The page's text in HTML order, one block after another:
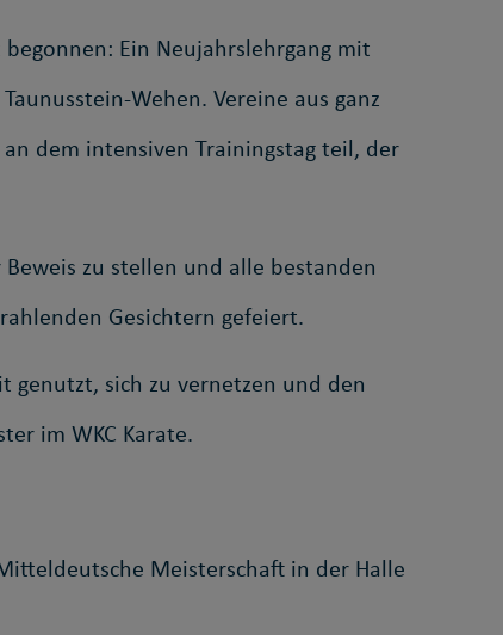
Ein Neujahrslehrgang mit
Wehen. Vereine aus ganz
dem intensiven Trainingstag teil, der
zu stellen und alle bestanden
Gesichtern gefeiert.
genutzt, sich zu vernetzen und den
im WKC Karate.
Meisterschaft in der Halle